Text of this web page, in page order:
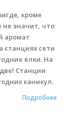
кроме
не значит, что
аромат
станциях сети
ёлки. На
Станции
каникул.
Подробнее